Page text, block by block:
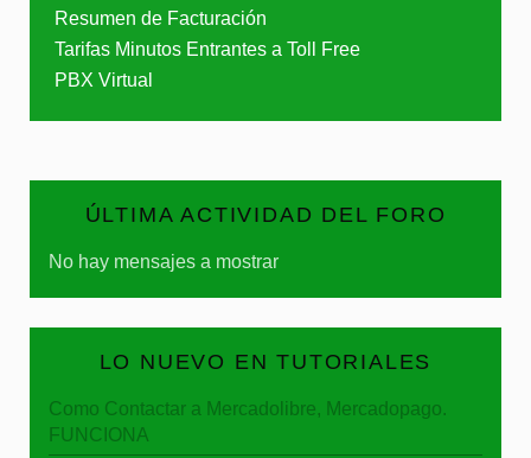
Resumen de Facturación
Tarifas Minutos Entrantes a Toll Free
PBX Virtual
ÚLTIMA ACTIVIDAD DEL FORO
No hay mensajes a mostrar
LO NUEVO EN TUTORIALES
Como Contactar a Mercadolibre, Mercadopago.
FUNCIONA